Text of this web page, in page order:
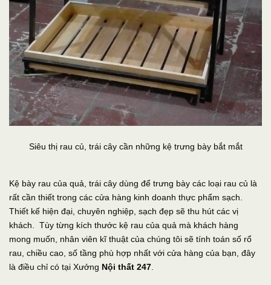
Siêu thị rau củ, trái cây cần những kệ trưng bày bắt mắt
Kệ bày rau của quả, trái cây dùng để trưng bày các loại rau củ là
rất cần thiết trong các cửa hàng kinh doanh thực phẩm sạch.
Thiết kế hiện đại, chuyên nghiệp, sạch đẹp sẽ thu hút các vị
khách. Tùy từng kích thước kệ rau của quả mà khách hàng
mong muốn, nhân viên kĩ thuật của chúng tôi sẽ tính toán số rổ
rau, chiều cao, số tầng phù hợp nhất với cửa hàng của bạn, đây
là điều chỉ có tại Xưởng Nội thất 247